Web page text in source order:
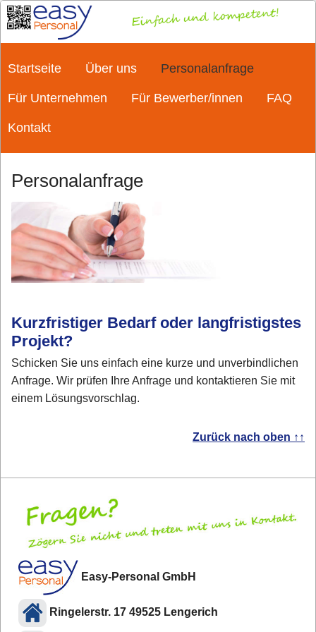
Startseite Über uns Personalanfrage
Für Unternehmen Für Bewerber/innen FAQ
Kontakt
Personalanfrage
Kurzfristiger Bedarf oder langfristigstes
Projekt?
Schicken Sie uns einfach eine kurze und unverbindlichen
Anfrage. Wir prüfen Ihre Anfrage und kontaktieren Sie mit
einem Lösungsvorschlag.
Zurück nach oben ↑↑
Easy-Personal GmbH
Ringelerstr. 17 49525 Lengerich